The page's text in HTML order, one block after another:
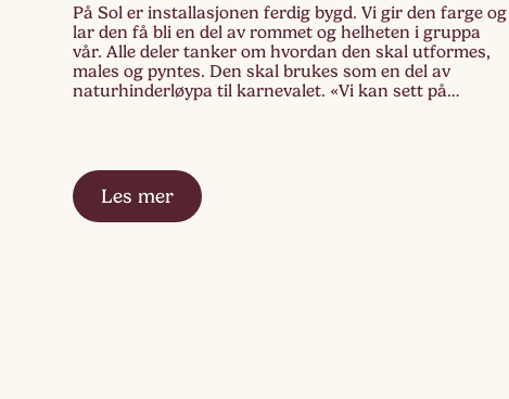
På Sol er installasjonen ferdig bygd. Vi gir den farge og
lar den få bli en del av rommet og helheten i gruppa
vår. Alle deler tanker om hvordan den skal utformes,
males og pyntes. Den skal brukes som en del av
naturhinderløypa til karnevalet. «Vi kan sett på
Les mer